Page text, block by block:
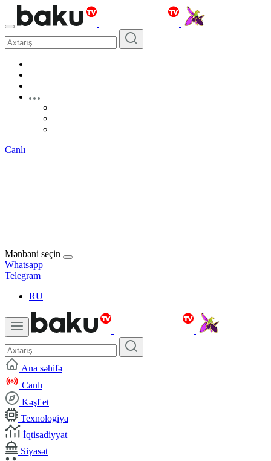
Canlı
Mənbəni seçin
Whatsapp
Telegram
RU
Ana səhifə
Canlı
Kəşf et
Texnologiya
İqtisadiyyat
Siyasət